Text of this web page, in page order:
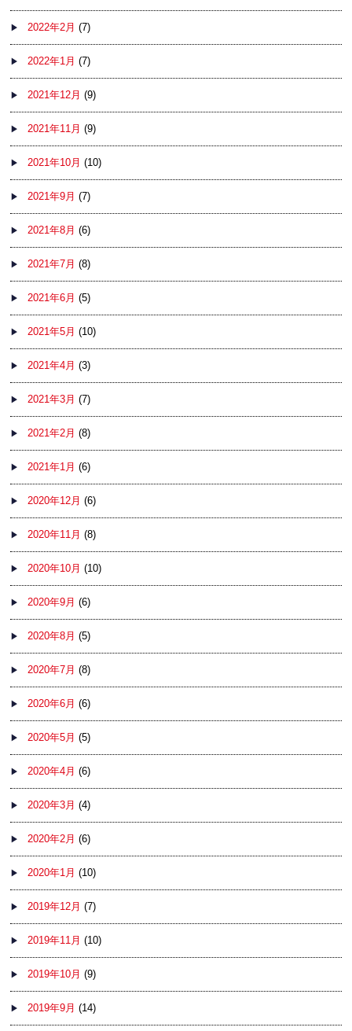
2022年2月 (7)
2022年1月 (7)
2021年12月 (9)
2021年11月 (9)
2021年10月 (10)
2021年9月 (7)
2021年8月 (6)
2021年7月 (8)
2021年6月 (5)
2021年5月 (10)
2021年4月 (3)
2021年3月 (7)
2021年2月 (8)
2021年1月 (6)
2020年12月 (6)
2020年11月 (8)
2020年10月 (10)
2020年9月 (6)
2020年8月 (5)
2020年7月 (8)
2020年6月 (6)
2020年5月 (5)
2020年4月 (6)
2020年3月 (4)
2020年2月 (6)
2020年1月 (10)
2019年12月 (7)
2019年11月 (10)
2019年10月 (9)
2019年9月 (14)